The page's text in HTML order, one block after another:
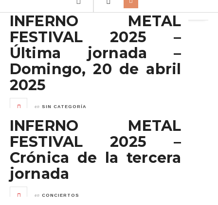
INFERNO METAL
FESTIVAL 2025 –
Última jornada –
Domingo, 20 de abril
2025
en SIN CATEGORÍA
INFERNO METAL
FESTIVAL 2025 –
Crónica de la tercera
jornada
en CONCIERTOS